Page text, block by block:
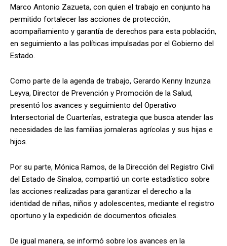
Marco Antonio Zazueta, con quien el trabajo en conjunto ha
permitido fortalecer las acciones de protección,
acompañamiento y garantía de derechos para esta población,
en seguimiento a las políticas impulsadas por el Gobierno del
Estado.
Como parte de la agenda de trabajo, Gerardo Kenny Inzunza
Leyva, Director de Prevención y Promoción de la Salud,
presentó los avances y seguimiento del Operativo
Intersectorial de Cuarterías, estrategia que busca atender las
necesidades de las familias jornaleras agrícolas y sus hijas e
hijos.
Por su parte, Mónica Ramos, de la Dirección del Registro Civil
del Estado de Sinaloa, compartió un corte estadístico sobre
las acciones realizadas para garantizar el derecho a la
identidad de niñas, niños y adolescentes, mediante el registro
oportuno y la expedición de documentos oficiales.
De igual manera, se informó sobre los avances en la